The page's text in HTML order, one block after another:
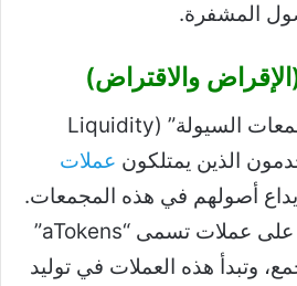
المشفرة.
والاقتراض)
تعتمد Aave على “مجمعات السيولة” (Liquidity
عملات
أصولهم في هذه المجمعات.
في المقابل، يحصلون على عملات تسمى “aTokens”
وتبدأ هذه العملات في توليد